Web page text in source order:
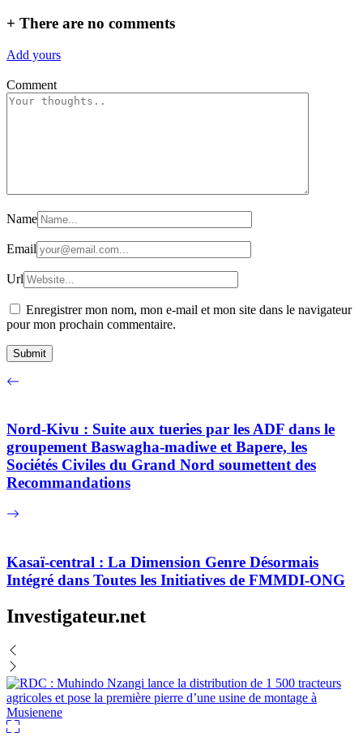
+ There are no comments
Add yours
Comment
Name
Email
Url
Enregistrer mon nom, mon e-mail et mon site dans le navigateur
pour mon prochain commentaire.
Nord-Kivu : Suite aux tueries par les ADF dans le
groupement Baswagha-madiwe et Bapere, les
Sociétés Civiles du Grand Nord soumettent des
Recommandations
Kasaï-central : La Dimension Genre Désormais
Intégré dans Toutes les Initiatives de FMMDI-ONG
Investigateur.net